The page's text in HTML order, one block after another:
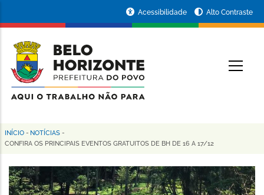
conteúdo
principal
da
Prefeitura
de
Horizonte
Acessibilidade Alto Contraste
Trilha
navegação
INÍCIO - NOTÍCIAS -
CONFIRA OS PRINCIPAIS EVENTOS GRATUITOS DE BH DE 16 A 17/12